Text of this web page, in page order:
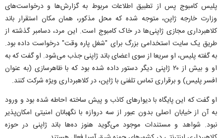
پلیس کامبوج پس از تطبیق اطلاعات مربوط به گزارش‌ها و درخواست‌های
وزارت خارجه ژاپن، متوجه شده که محل مذکور، همان مکان استقرار باند
کلاهبرداری مجازی ژاپنی‌ها در خاک کامبوج است. این مرد، دسامبر گذشته از
طریق یک سایت استخدامی بزرگ برای "شغل پاره وقت" درخواست داده بود.
به گفته پلیس، او سریعا از سوی اعضای باند ژاپنی جذب می‌شود. او گفت که به
او و بیش از ۲۰ ژاپنی دیگر دستور داده شده بود که با ظاهرسازی (به عنوان
افسر پلیس) و برقراری تماس تلفنی با ژاپن، در کلاهبرداری ویژه شرکت کنند.
او گفت که این پایگاه با دیوار‌های کاذب و پیش ساخته احاطه شده بود و ورود
به آن از خیابان اصلی بدون عبور از سه دروازه با نگهبانان امنیتی امکان‌پذیر
نبود. شواهد و مستندات موجود می‌گوید هنوز ده‌ها باند ژاپنی در حوزه